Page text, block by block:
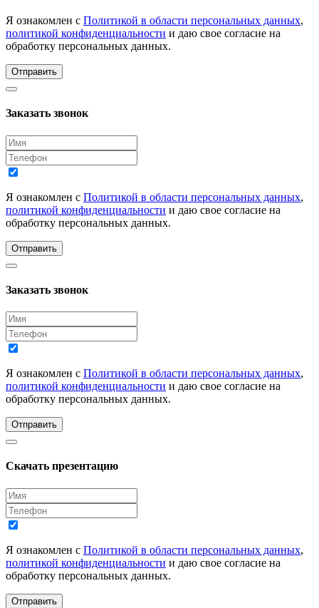
Я ознакомлен с Политикой в области персональных данных,
политикой конфиденциальности и даю свое согласие на
обработку персональных данных.
Отправить
Заказать звонок
Я ознакомлен с Политикой в области персональных данных,
политикой конфиденциальности и даю свое согласие на
обработку персональных данных.
Отправить
Заказать звонок
Я ознакомлен с Политикой в области персональных данных,
политикой конфиденциальности и даю свое согласие на
обработку персональных данных.
Отправить
Скачать презентацию
Я ознакомлен с Политикой в области персональных данных,
политикой конфиденциальности и даю свое согласие на
обработку персональных данных.
Отправить